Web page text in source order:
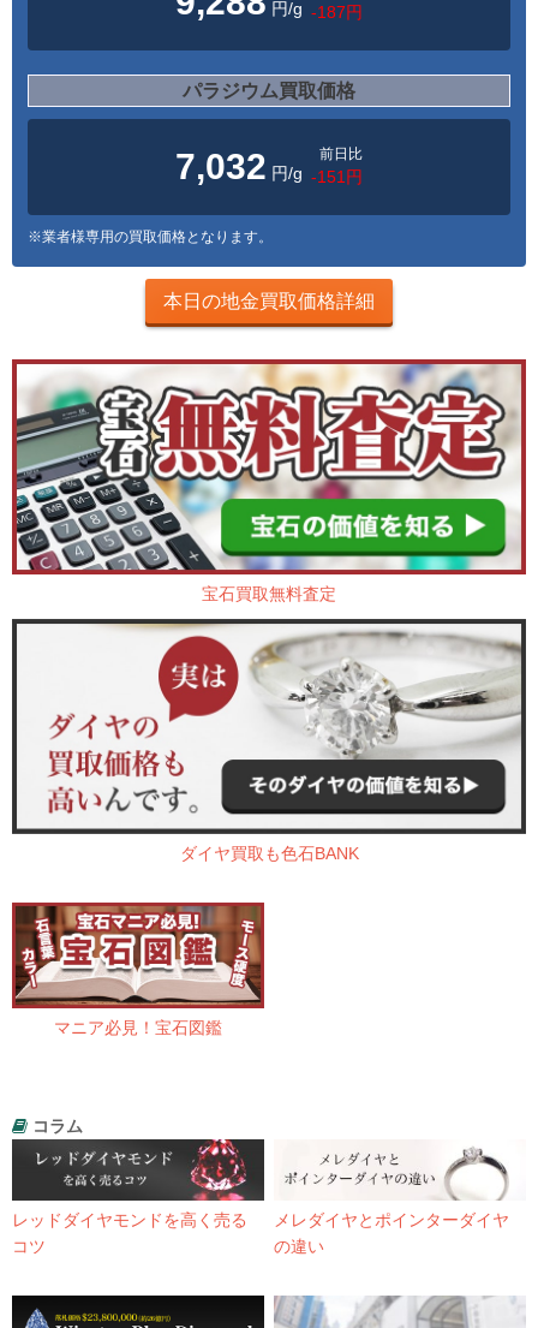
円/g -187円
パラジウム買取価格
7,032 円/g
前日比
-151円
※業者様専用の買取価格となります。
本日の地金買取価格詳細
宝石買取無料査定
ダイヤ買取も色石BANK
マニア必見！宝石図鑑
コラム
レッドダイヤモンドを高く売る
コツ
メレダイヤとポインターダイヤ
の違い